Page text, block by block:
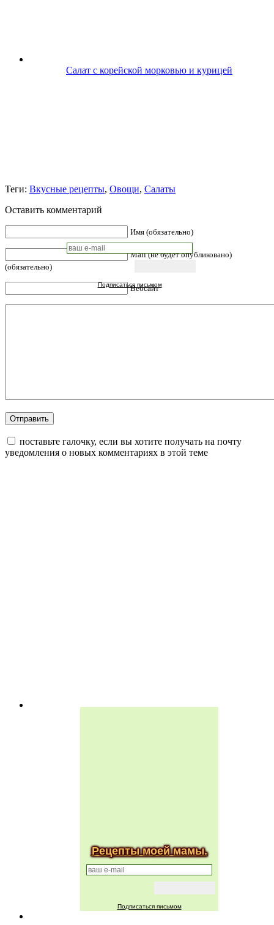
Салат с корейской морковью и курицей
Подписаться письмом
Теги: Вкусные рецепты, Овощи, Салаты
Оставить комментарий
Имя (обязательно)
Mail (не будет опубликовано)
(обязательно)
Вебсайт
поставьте галочку, если вы хотите получать на почту
уведомления о новых комментариях в этой теме
Рецепты моей мамы.
Подписаться письмом